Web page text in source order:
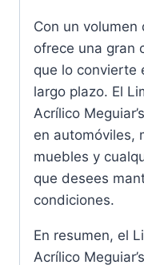
Con un
ofrece una gran
que lo convierte
largo plazo. El
Acrílico
en automóviles,
muebles y
que desees
condiciones.
En resumen, el
Acrílico